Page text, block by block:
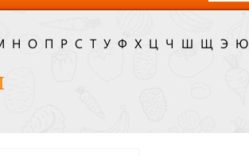
Н О П Р С Т У Ф Х Ч Э Ю